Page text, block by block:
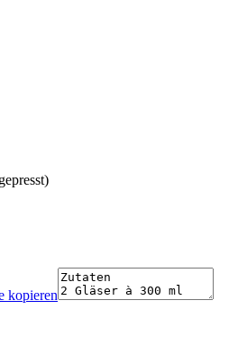
kopieren